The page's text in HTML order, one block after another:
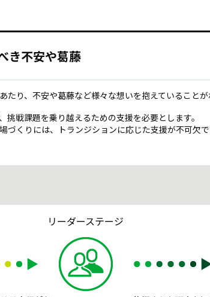
き不安や葛藤
り、不安や葛藤など様々な想いを抱えていることが
戦課題を乗り越えるための支援を必要とします。
くりには、トランジションに応じた支援が不可欠で
リーダーステージ